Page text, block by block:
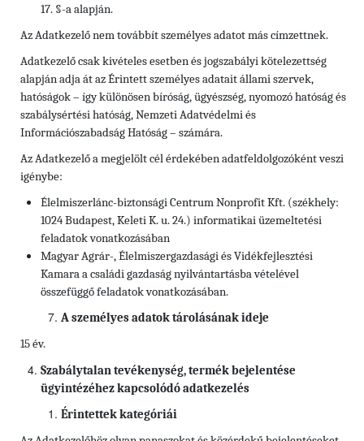
17. §-a alapján.
Az Adatkezelő nem továbbít személyes adatot más címzettnek.
Adatkezelő csak kivételes esetben és jogszabályi kötelezettség
alapján adja át az Érintett személyes adatait állami szervek,
hatóságok – így különösen bíróság, ügyészség, nyomozó hatóság és
szabálysértési hatóság, Nemzeti Adatvédelmi és
Információszabadság Hatóság – számára.
Az Adatkezelő a megjelölt cél érdekében adatfeldolgozóként veszi
igénybe:
Élelmiszerlánc-biztonsági Centrum Nonprofit Kft. (székhely:
1024 Budapest, Keleti K. u. 24.) informatikai üzemeltetési
feladatok vonatkozásában
Magyar Agrár-, Élelmiszergazdasági és Vidékfejlesztési
Kamara a családi gazdaság nyilvántartásba vételével
összefüggő feladatok vonatkozásában.
A személyes adatok tárolásának ideje
15 év.
Szabálytalan tevékenység, termék bejelentése
ügyintézéhez kapcsolódó adatkezelés
Érintettek kategóriái